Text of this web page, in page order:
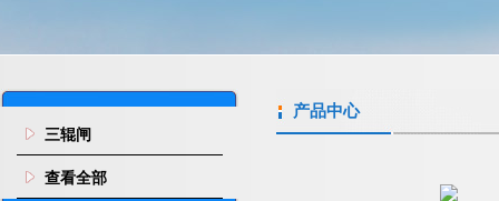
三辊闸
查看全部
产品中心